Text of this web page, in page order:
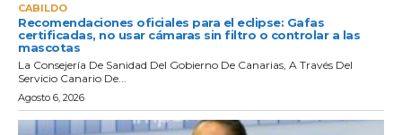
CABILDO
Recomendaciones oficiales para el eclipse: Gafas
certificadas, no usar cámaras sin filtro o controlar a las
mascotas
La Consejería De Sanidad Del Gobierno De Canarias, A Través Del
Servicio Canario De...
Agosto 6, 2026